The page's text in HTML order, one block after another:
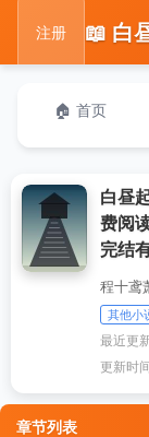
注册
🏠 首页
白昼
费阅
完结
程十鸢
其他小
最近更
更新时
章节列表